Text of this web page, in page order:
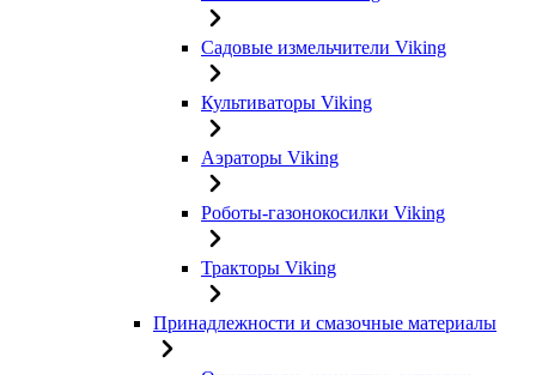
Садовые измельчители Viking
Культиваторы Viking
Аэраторы Viking
Роботы-газонокосилки Viking
Тракторы Viking
Принадлежности и смазочные материалы